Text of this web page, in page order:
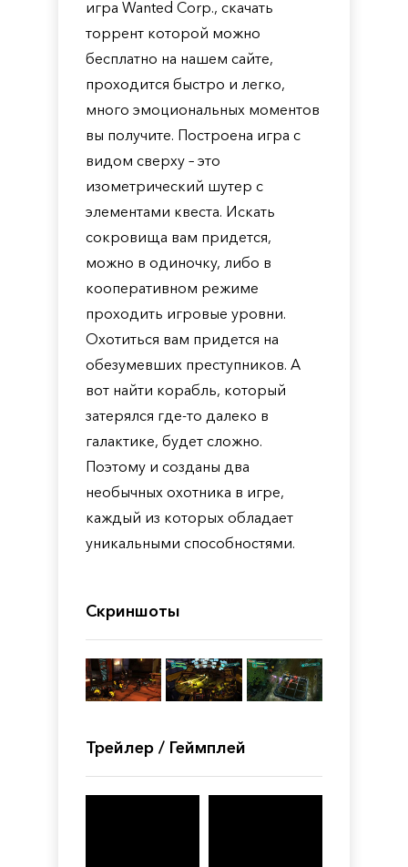
игра Wanted Corp., скачать
торрент которой можно
бесплатно на нашем сайте,
проходится быстро и легко,
много эмоциональных моментов
вы получите. Построена игра с
видом сверху – это
изометрический шутер с
элементами квеста. Искать
сокровища вам придется,
можно в одиночку, либо в
кооперативном режиме
проходить игровые уровни.
Охотиться вам придется на
обезумевших преступников. А
вот найти корабль, который
затерялся где-то далеко в
галактике, будет сложно.
Поэтому и созданы два
необычных охотника в игре,
каждый из которых обладает
уникальными способностями.
Скриншоты
Трейлер / Геймплей